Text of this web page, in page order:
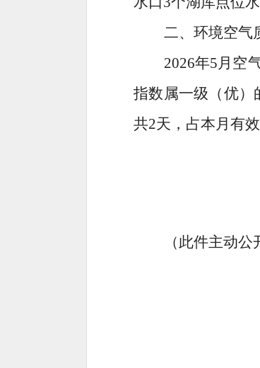
二、环境空气
2026年5月空
指数属一级（优）
共2天，占本月有
（此件主动公